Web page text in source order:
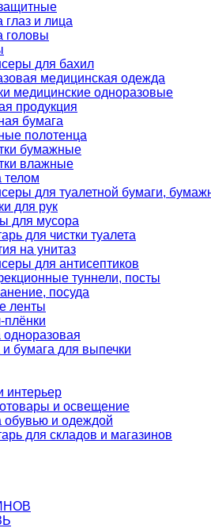
и лица
головы
для бахил
медицинская одежда
медицинские одноразовые
продукция
бумага
полотенца
бумажные
влажные
телом
для туалетной бумаги,
для рук
для мусора
для чистки туалета
на унитаз
для антисептиков
туннели, посты
посуда
ленты
плёнки
одноразовая
и бумага для выпечки
интерьер
и освещение
обувью и одеждой
для складов и магазинов